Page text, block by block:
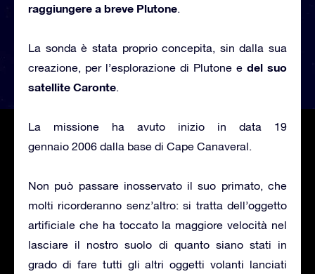
raggiungere a breve Plutone.
La sonda è stata proprio concepita, sin dalla sua
creazione, per l’esplorazione di Plutone e del suo
satellite Caronte.
La missione ha avuto inizio in data 19
gennaio 2006 dalla base di Cape Canaveral.
Non può passare inosservato il suo primato, che
molti ricorderanno senz’altro: si tratta dell’oggetto
artificiale che ha toccato la maggiore velocità nel
lasciare il nostro suolo di quanto siano stati in
grado di fare tutti gli altri oggetti volanti lanciati